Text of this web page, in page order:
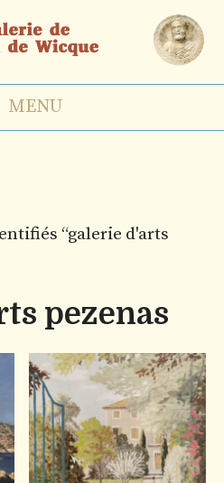
MENU
“galerie d'arts
pezenas